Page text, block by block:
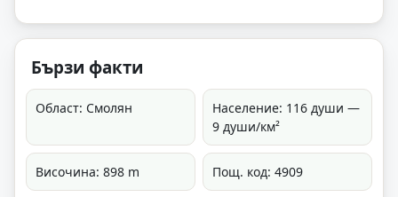
Бързи факти
Област: Смолян
Население: 116 души —
9 души/км²
Височина: 898 m Пощ. код: 4909